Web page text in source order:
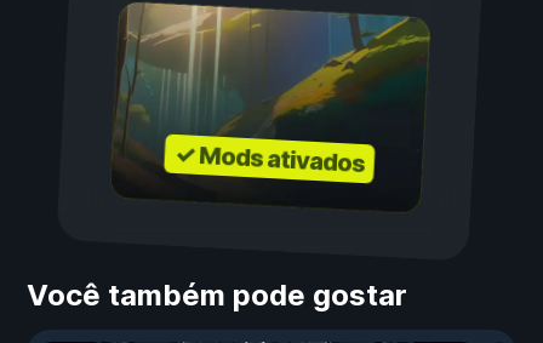
✓ Mods ativados
Você também pode gostar